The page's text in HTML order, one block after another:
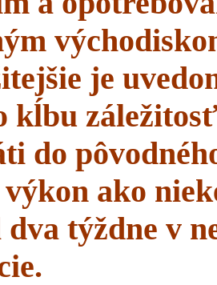
je
kĺbu
do
ako
týždne v